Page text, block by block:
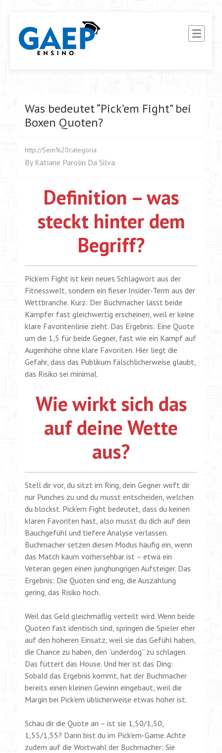
Was bedeutet “Pick’em Fight” bei
Boxen Quoten?
http://Sem%20categoria
By Katiane Parolin Da Silva
Definition – was
steckt hinter dem
Begriff?
Pick’em Fight ist kein neues Schlagwort aus der
Fitnesswelt, sondern ein fieser Insider-Term aus der
Wettbranche. Kurz: Der Buchmacher lässt beide
Kämpfer fast gleichwertig erscheinen, weil er keine
klare Favoritenlinie zieht. Das Ergebnis: Eine Quote
um die 1,5 für beide Gegner, fast wie ein Kampf auf
Augenhöhe ohne klare Favoriten. Hier liegt die
Gefahr, dass das Publikum fälschlicherweise glaubt,
das Risiko sei minimal.
Wie wirkt sich das
auf deine Wette
aus?
Stell dir vor, du sitzt im Ring, dein Gegner wirft dir
nur Punches zu und du musst entscheiden, welchen
du blockst. Pick’em Fight bedeutet, dass du keinen
klaren Favoriten hast, also musst du dich auf dein
Bauchgefühl und tiefere Analyse verlassen.
Buchmacher setzen diesen Modus häufig ein, wenn
das Match kaum vorhersehbar ist – etwa ein
Veteran gegen einen junghungrigen Aufsteiger. Das
Ergebnis: Die Quoten sind eng, die Auszahlung
gering, das Risiko hoch.
Weil das Geld gleichmäßig verteilt wird. Wenn beide
Quoten fast identisch sind, springen die Spieler eher
auf den höheren Einsatz, weil sie das Gefühl haben,
die Chance zu haben, den “underdog” zu schlagen.
Das füttert das House. Und hier ist das Ding:
Sobald das Ergebnis kommt, hat der Buchmacher
bereits einen kleinen Gewinn eingebaut, weil die
Margin bei Pick’em üblicherweise etwas höher ist.
Schau dir die Quote an – ist sie 1,50/1,50,
1,55/1,55? Dann bist du im Pick’em-Game. Achte
zudem auf die Wortwahl der Buchmacher: Sie